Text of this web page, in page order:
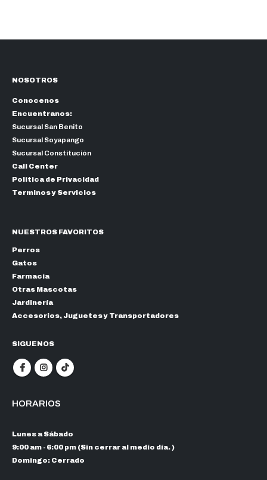
NOSOTROS
Conocenos
Encuentranos:
Sucursal San Benito
Sucursal Soyapango
Sucursal Constitución
Call Center
Politica de Privacidad
Terminos y Servicios
NUESTROS FAVORITOS
Perros
Gatos
Farmacia
Otras Mascotas
Jardinería
Accesorios, Juguetes y Transportadores
SIGUENOS
HORARIOS
Lunes a Sábado
9:00 am - 6:00 pm (Sin cerrar al medio día. )
Domingo: Cerrado